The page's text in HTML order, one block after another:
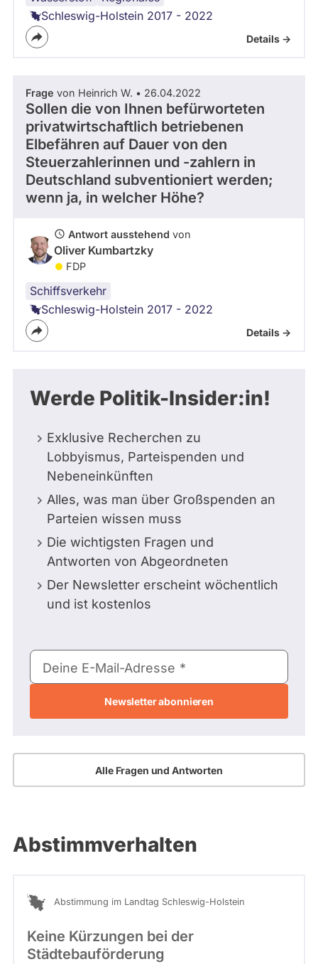
Schleswig-Holstein 2017 - 2022
Details ->
Frage von Heinrich W. • 26.04.2022
Sollen die von Ihnen befürworteten
privatwirtschaftlich betriebenen
Elbefähren auf Dauer von den
Steuerzahlerinnen und -zahlern in
Deutschland subventioniert werden;
wenn ja, in welcher Höhe?
Antwort ausstehend von
Oliver Kumbartzky
FDP
Schiffsverkehr
Schleswig-Holstein 2017 - 2022
Details ->
Werde Politik-Insider:in!
Exklusive Recherchen zu
Lobbyismus, Parteispenden und
Nebeneinkünften
Alles, was man über Großspenden an
Parteien wissen muss
Die wichtigsten Fragen und
Antworten von Abgeordneten
Der Newsletter erscheint wöchentlich
und ist kostenlos
E-
Mail-
Deine E-Mail-Adresse
Alle Fragen und Antworten
Abstimmverhalten
Abstimmung im Landtag Schleswig-Holstein
Keine Kürzungen bei der
Städtebauförderung